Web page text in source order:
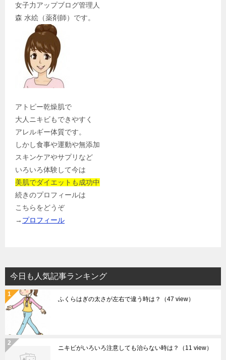
女子力アップブログ管理人
森 水絵（薬剤師）です。
アトピー乾燥肌で
大人ニキビもできやすく
アレルギー体質です。
しかし食事や運動や無添加
スキンケアやサプリなど
いろいろ体験して今は
美肌でダイエットも成功中
続きのプロフィールは
こちらをどうぞ
→ プロフィール
今日も人気記事ランキング
ふくらはぎの太さが左右で違う時は？ （47 view）
ニキビがいろいろ注意しても治らない時は？ （11 view）